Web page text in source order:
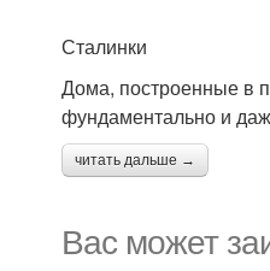
Сталинки
Дома, построенные в
фундаментально и
читать дальше →
Вас может